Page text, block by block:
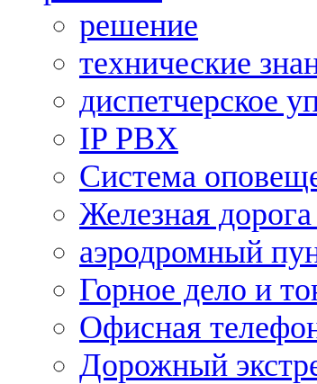
решение
технические
диспетчерское
IP PBX
Система
Железная
аэродромный
Горное дело и
Офисная
Дорожный